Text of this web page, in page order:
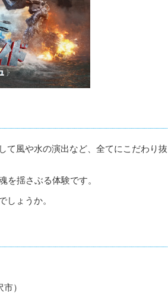
て風や水の演出など、全てにこだわり抜
を揺さぶる体験です。
しょうか。
）